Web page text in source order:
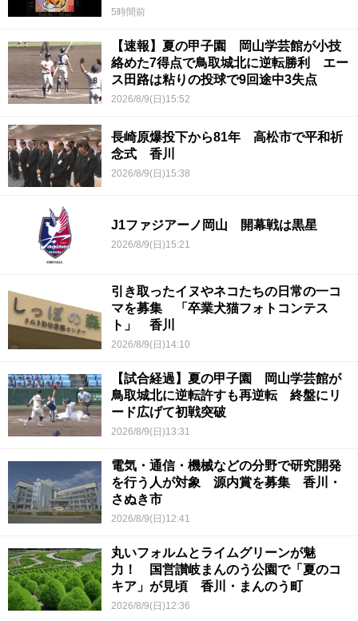
5時間前
【速報】夏の甲子園 岡山学芸館が小技
絡めた7得点で鳥取城北に逆転勝利 エー
ス田路は粘りの投球で9回途中3失点
2026/8/9(日)15:52
長崎原爆投下から81年 高松市で平和祈
念式 香川
2026/8/9(日)15:38
J1ファジアーノ岡山 開幕戦は黒星
2026/8/9(日)15:21
引き取ったイヌやネコたちの日常の一コ
マを募集 「卒業犬猫フォトコンテス
ト」 香川
2026/8/9(日)14:10
【試合経過】夏の甲子園 岡山学芸館が
鳥取城北に逆転許すも再逆転 終盤にリ
ード広げて初戦突破
2026/8/9(日)13:31
電気・通信・機械などの分野で研究開発
を行う人が対象 源内賞を募集 香川・
さぬき市
2026/8/9(日)12:41
丸いフォルムとライムグリーンが魅
力！ 国営讃岐まんのう公園で「夏のコ
キア」が見頃 香川・まんのう町
2026/8/9(日)12:36